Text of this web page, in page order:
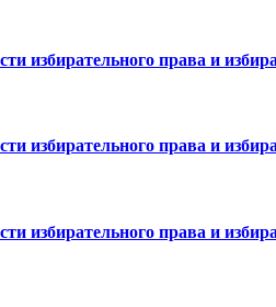
права и
права и
права и